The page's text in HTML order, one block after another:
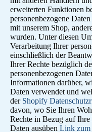
erweiterten Funktionen
personenbezogene
mit unserem Shop,
wurden. Unter diesen
Verarbeitung Ihrer
einschließlich der
Ihrer Rechte bezüglich
personenbezogenen
Informationen darüber,
Daten verwendet und
der Shopify
davon, wo Sie Ihren
Rechte in Bezug auf Ihre
Daten ausüben Link zum